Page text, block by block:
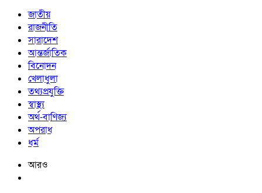
জাতীয়
রাজনীতি
সারাদেশ
আন্তর্জাতিক
বিনোদন
খেলাধুলা
তথ্যপ্রযুক্তি
স্বাস্থ্য
অর্থ-বাণিজ্য
অপরাধ
ধর্ম
আরও